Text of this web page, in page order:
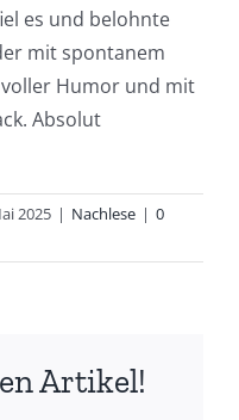
es und belohnte
mit spontanem
Humor und mit
Absolut
2025 | Nachlese | 0
Artikel!